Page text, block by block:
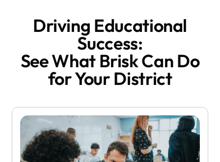
Driving Educational
Success:
See What Brisk Can Do
for Your District